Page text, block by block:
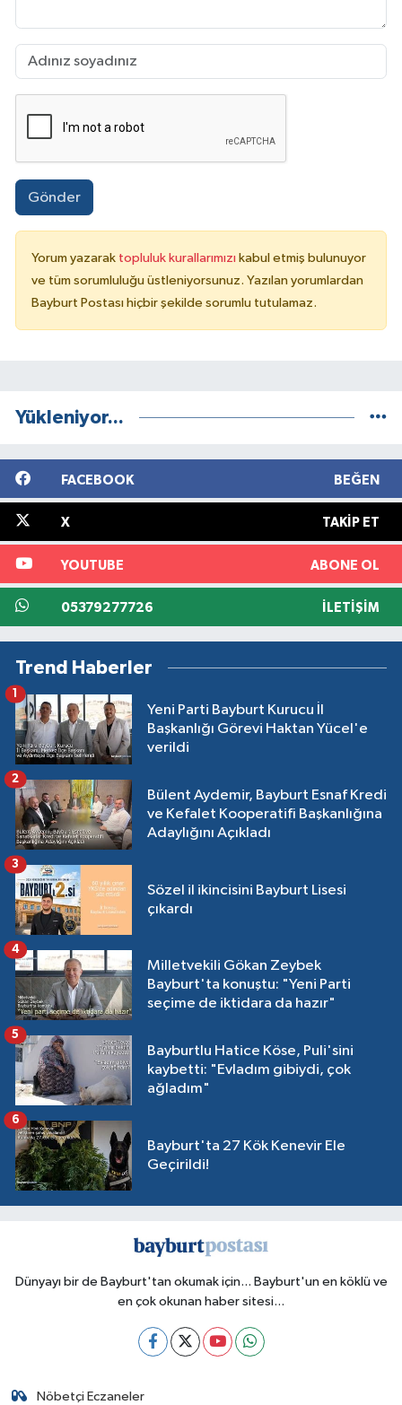
Gönder
Yorum yazarak topluluk kurallarımızı kabul etmiş bulunuyor
ve tüm sorumluluğu üstleniyorsunuz. Yazılan yorumlardan
Bayburt Postası hiçbir şekilde sorumlu tutulamaz.
Yükleniyor...
FACEBOOK BEĞEN
X TAKIP ET
YOUTUBE ABONE OL
05379277726 İLETIŞIM
Trend Haberler
Yeni Parti Bayburt Kurucu İl
Başkanlığı Görevi Haktan Yücel'e
verildi
1
Bülent Aydemir, Bayburt Esnaf Kredi
ve Kefalet Kooperatifi Başkanlığına
Adaylığını Açıkladı
2
Sözel il ikincisini Bayburt Lisesi
çıkardı
3
Milletvekili Gökan Zeybek
Bayburt'ta konuştu: "Yeni Parti
seçime de iktidara da hazır"
4
Bayburtlu Hatice Köse, Puli'sini
kaybetti: "Evladım gibiydi, çok
ağladım"
5
Bayburt'ta 27 Kök Kenevir Ele
Geçirildi!
6
Dünyayı bir de Bayburt'tan okumak için... Bayburt'un en köklü ve
en çok okunan haber sitesi...
Nöbetçi Eczaneler